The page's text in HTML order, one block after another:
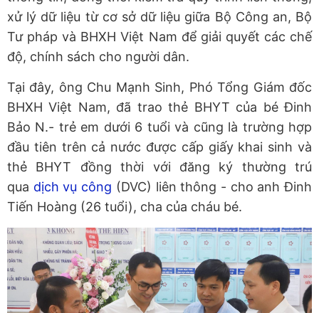
xử lý dữ liệu từ cơ sở dữ liệu giữa Bộ Công an, Bộ
Tư pháp và BHXH Việt Nam để giải quyết các chế
độ, chính sách cho người dân.
Tại đây, ông Chu Mạnh Sinh, Phó Tổng Giám đốc
BHXH Việt Nam, đã trao thẻ BHYT của bé Đinh
Bảo N.- trẻ em dưới 6 tuổi và cũng là trường hợp
đầu tiên trên cả nước được cấp giấy khai sinh và
thẻ BHYT đồng thời với đăng ký thường trú
qua dịch vụ công (DVC) liên thông - cho anh Đinh
Tiến Hoàng (26 tuổi), cha của cháu bé.